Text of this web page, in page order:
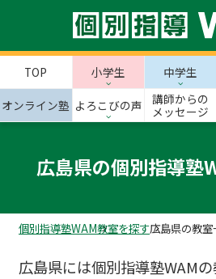
TOP 小学生 中学生
オンライン塾 よろこびの声
講師からの
メッセージ
広島県の個別指導塾
個別指導塾WAM教室を探す広島県の教室
広島県には個別指導塾WAM